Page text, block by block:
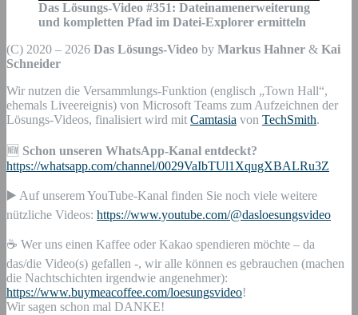
Das Lösungs-Video #351: Dateinamenerweiterung
und kompletten Pfad im Datei-Explorer ermitteln
(C) 2020 – 2026 Das Lösungs-Video by Markus Hahner & Kai
Schneider
Wir nutzen die Versammlungs-Funktion (englisch „Town Hall“,
ehemals Liveereignis) von Microsoft Teams zum Aufzeichnen der
Lösungs-Videos, finalisiert wird mit Camtasia von TechSmith.
🆕 Schon unseren WhatsApp-Kanal entdeckt?
https://whatsapp.com/channel/0029VaIbTUl1XqugXBALRu3Z
▶️ Auf unserem YouTube-Kanal finden Sie noch viele weitere
nützliche Videos: https://www.youtube.com/@dasloesungsvideo
☕ Wer uns einen Kaffee oder Kakao spendieren möchte – da
das/die Video(s) gefallen -, wir alle können es gebrauchen (machen
die Nachtschichten irgendwie angenehmer):
https://www.buymeacoffee.com/loesungsvideo!
Wir sagen schon mal DANKE!